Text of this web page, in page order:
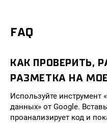
FAQ
КАК ПРОВЕРИТЬ,
РАЗМЕТКА НА
Используйте инструмент
данных» от Google.
проанализирует код и